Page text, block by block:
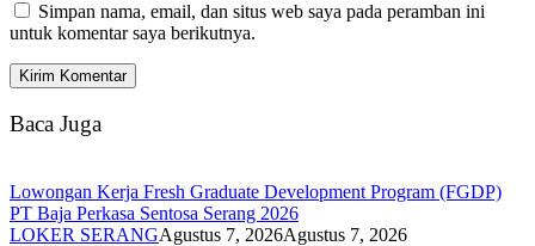
Simpan nama, email, dan situs web saya pada peramban ini
untuk komentar saya berikutnya.
Baca Juga
Lowongan Kerja Fresh Graduate Development Program (FGDP)
PT Baja Perkasa Sentosa Serang 2026
LOKER SERANGAgustus 7, 2026Agustus 7, 2026